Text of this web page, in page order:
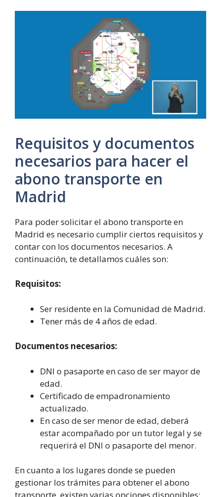
Requisitos y documentos
necesarios para hacer el
abono transporte en
Madrid
Para poder solicitar el abono transporte en
Madrid es necesario cumplir ciertos requisitos y
contar con los documentos necesarios. A
continuación, te detallamos cuáles son:
Requisitos:
Ser residente en la Comunidad de Madrid.
Tener más de 4 años de edad.
Documentos necesarios:
DNI o pasaporte en caso de ser mayor de
edad.
Certificado de empadronamiento
actualizado.
En caso de ser menor de edad, deberá
estar acompañado por un tutor legal y se
requerirá el DNI o pasaporte del menor.
En cuanto a los lugares donde se pueden
gestionar los trámites para obtener el abono